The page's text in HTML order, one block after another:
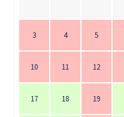
3 4 5
10 11 12
17 18 19